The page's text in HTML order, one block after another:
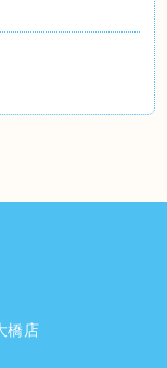
橋店